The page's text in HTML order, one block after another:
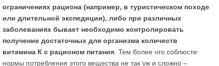
ограничениях рациона (например, в туристическом походе
или длительной экспедиции), либо при различных
заболеваниях бывает необходимо контролировать
получение достаточных для организма количеств
витамина К с рационом питания . Тем более что соблюсти
нормы потребления этого вещества не так уж и сложно –